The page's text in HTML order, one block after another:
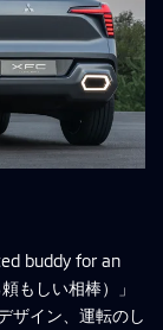
buddy for an
もしい相棒）」
ザイン、運転のし